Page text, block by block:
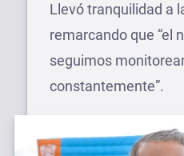
Llevó tranquilidad a
remarcando que “el
seguimos
constantemente”.